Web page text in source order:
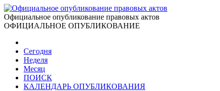
Официальное опубликование правовых актов
ОФИЦИАЛЬНОЕ ОПУБЛИКОВАНИЕ
Сегодня
Неделя
Месяц
ПОИСК
КАЛЕНДАРЬ ОПУБЛИКОВАНИЯ